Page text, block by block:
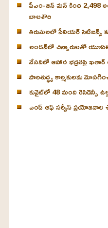
పీఎం-జన్ మన్ కింద 2,498
బాలశౌరి
తిరుమలలో సీనియర్ సిటిజన్స్
లండన్‌లో చిన్నారులతో యూఏఈ
వేసవిలో ఆహార భద్రతపై ఖతార్
పారిశుద్ధ్య కార్మికులను
కువైట్‌లో 48 మంది రెసిడెన్సీ
ఎండ్ ఆఫ్ సర్వీస్ ప్రయోజనాల